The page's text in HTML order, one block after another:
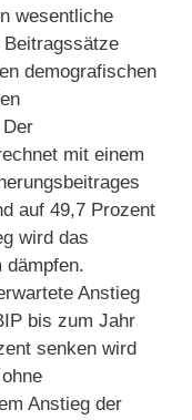
wesentliche
demografischen
mit einem
auf 49,7 Prozent
wird das
dämpfen.
Anstieg
bis zum Jahr
senken wird
Anstieg der